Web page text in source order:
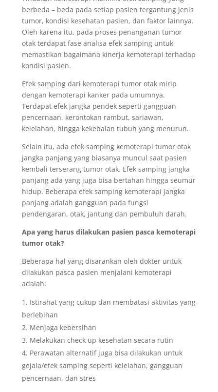
berbeda – beda pada setiap pasien tergantung jenis
tumor, kondisi kesehatan pasien, dan faktor lainnya.
Oleh karena itu, pada proses penanganan tumor
otak terdapat fase analisa efek samping untuk
memastikan bagaimana kinerja kemoterapi terhadap
kondisi pasien.
Efek samping dari kemoterapi tumor otak mirip
dengan kemoterapi kanker pada umumnya.
Terdapat efek jangka pendek seperti gangguan
pencernaan, kerontokan rambut, sariawan,
kelelahan, hingga kekebalan tubuh yang menurun.
Selain itu, ada efek samping kemoterapi tumor otak
jangka panjang yang biasanya muncul saat pasien
kembali terserang tumor otak. Efek samping jangka
panjang ada yang juga bisa bertahan hingga seumur
hidup. Beberapa efek samping kemoterapi jangka
panjang adalah gangguan pada fungsi
pendengaran, otak, jantung dan pembuluh darah.
Apa yang harus dilakukan pasien pasca kemoterapi
tumor otak?
Beberapa hal yang disarankan oleh dokter untuk
dilakukan pasca pasien menjalani kemoterapi
adalah:
Istirahat yang cukup dan membatasi aktivitas yang
berlebihan
Menjaga kebersihan
Melakukan check up kesehatan secara rutin
Perawatan alternatif juga bisa dilakukan untuk
gejala/efek samping seperti kelelahan, gangguan
pencernaan, dan stres